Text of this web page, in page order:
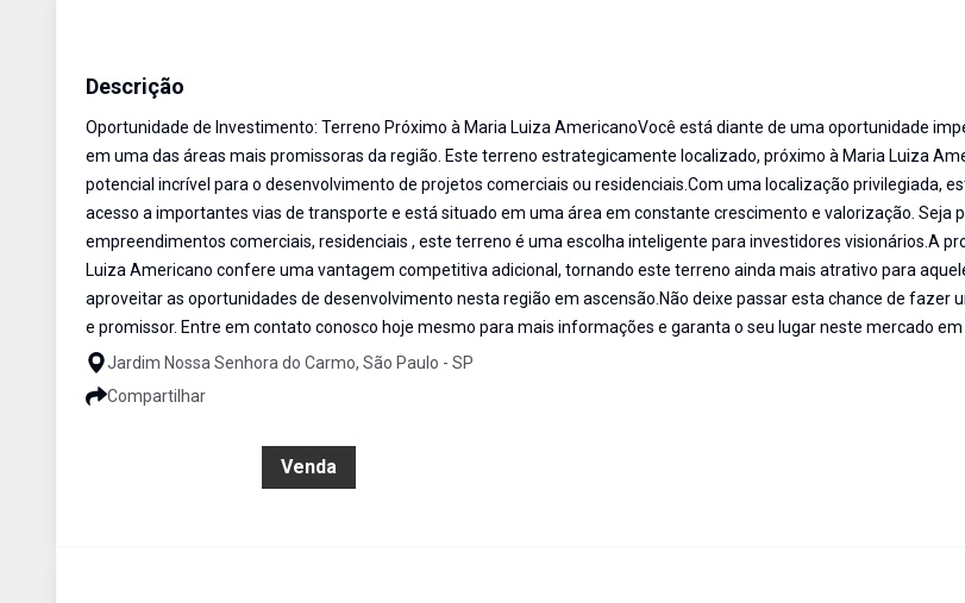
Descrição
Oportunidade de Investimento: Terreno Próximo à Maria Luiza AmericanoVocê está diante de uma oportunidade
em uma das áreas mais promissoras da região. Este terreno estrategicamente localizado, próximo à Maria Luiza
potencial incrível para o desenvolvimento de projetos comerciais ou residenciais.Com uma localização privilegiada,
acesso a importantes vias de transporte e está situado em uma área em constante crescimento e valorização. Seja
empreendimentos comerciais, residenciais , este terreno é uma escolha inteligente para investidores visionários.A
Luiza Americano confere uma vantagem competitiva adicional, tornando este terreno ainda mais atrativo para
aproveitar as oportunidades de desenvolvimento nesta região em ascensão.Não deixe passar esta chance de fazer
e promissor. Entre em contato conosco hoje mesmo para mais informações e garanta o seu lugar neste mercado
Jardim Nossa Senhora do Carmo, São Paulo - SP
Compartilhar
Venda